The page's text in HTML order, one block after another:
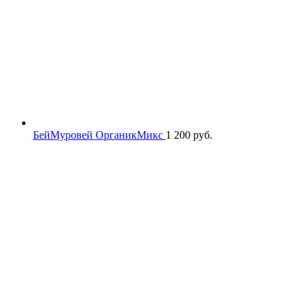
БейМуровей ОрганикМикс 1 200 руб.